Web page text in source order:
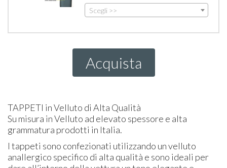
Scegli >>
Acquista
TAPPETI in Velluto di Alta Qualità
Su misura in Velluto ad elevato spessore e alta
grammatura prodotti in Italia.
I tappeti sono confezionati utilizzando un velluto
anallergico specifico di alta qualità e sono ideali per